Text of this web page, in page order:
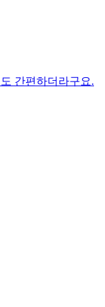
간편하더라구요.